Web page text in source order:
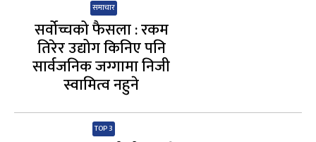
समाचार
सर्वोच्चको फैसला : रकम
तिरेर उद्योग किनिए पनि
सार्वजनिक जग्गामा निजी
स्वामित्व नहुने
TOP 3